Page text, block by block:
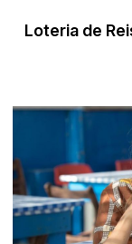
Loteria de